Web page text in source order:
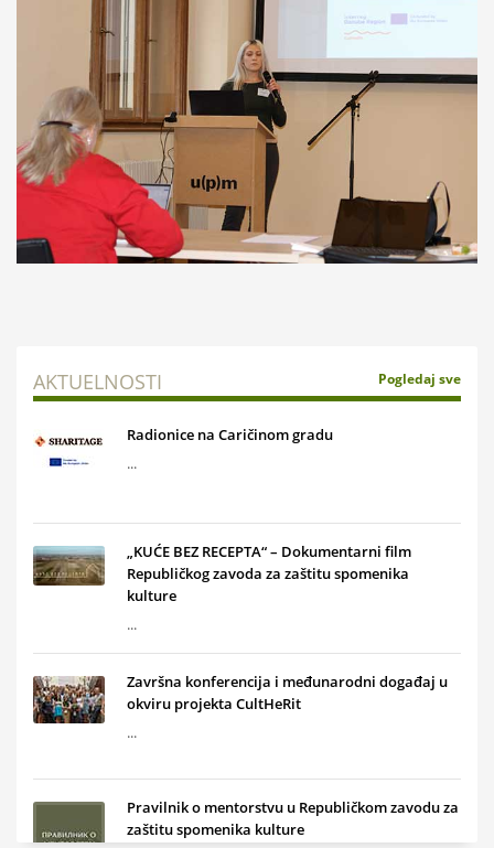
AKTUELNOSTI Pogledaj sve
Radionice na Caričinom gradu
...
„KUĆE BEZ RECEPTA“ – Dokumentarni film
Republičkog zavoda za zaštitu spomenika
kulture
...
Završna konferencija i međunarodni događaj u
okviru projekta CultHeRit
...
Pravilnik o mentorstvu u Republičkom zavodu za
zaštitu spomenika kulture